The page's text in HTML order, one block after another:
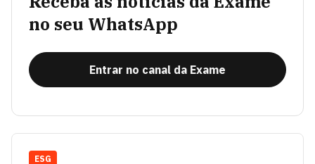
no seu WhatsApp
Entrar no canal da Exame
ESG